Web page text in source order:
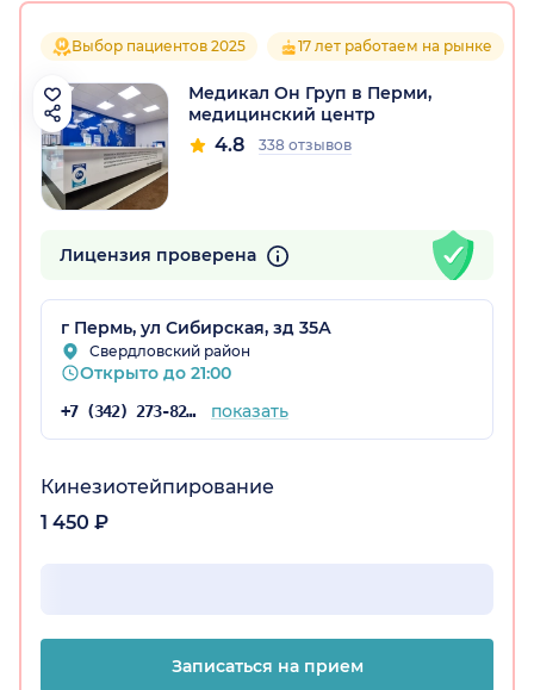
Выбор пациентов 2025 17 лет работаем на рынке
Медикал Он Груп в Перми,
медицинский центр
4.8 338 отзывов
Лицензия проверена
г Пермь, ул Сибирская, зд 35А
Свердловский район
Открыто до 21:00
+7 (342) 273-82-39 показать
Кинезиотейпирование
1 450 ₽
Записаться на прием